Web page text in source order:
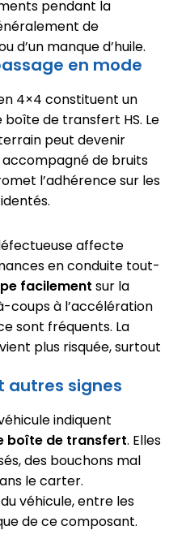
pendant la
de
d’un manque d’huile.
en mode
4×4 constituent un
de transfert HS. Le
peut devenir
de bruits
l’adhérence sur les
affecte
en conduite tout-
facilement sur la
coups à l’accélération
sont fréquents. La
plus risquée, surtout
autres signes
indiquent
boîte de transfert. Elles
des bouchons mal
le carter.
véhicule, entre les
de ce composant.